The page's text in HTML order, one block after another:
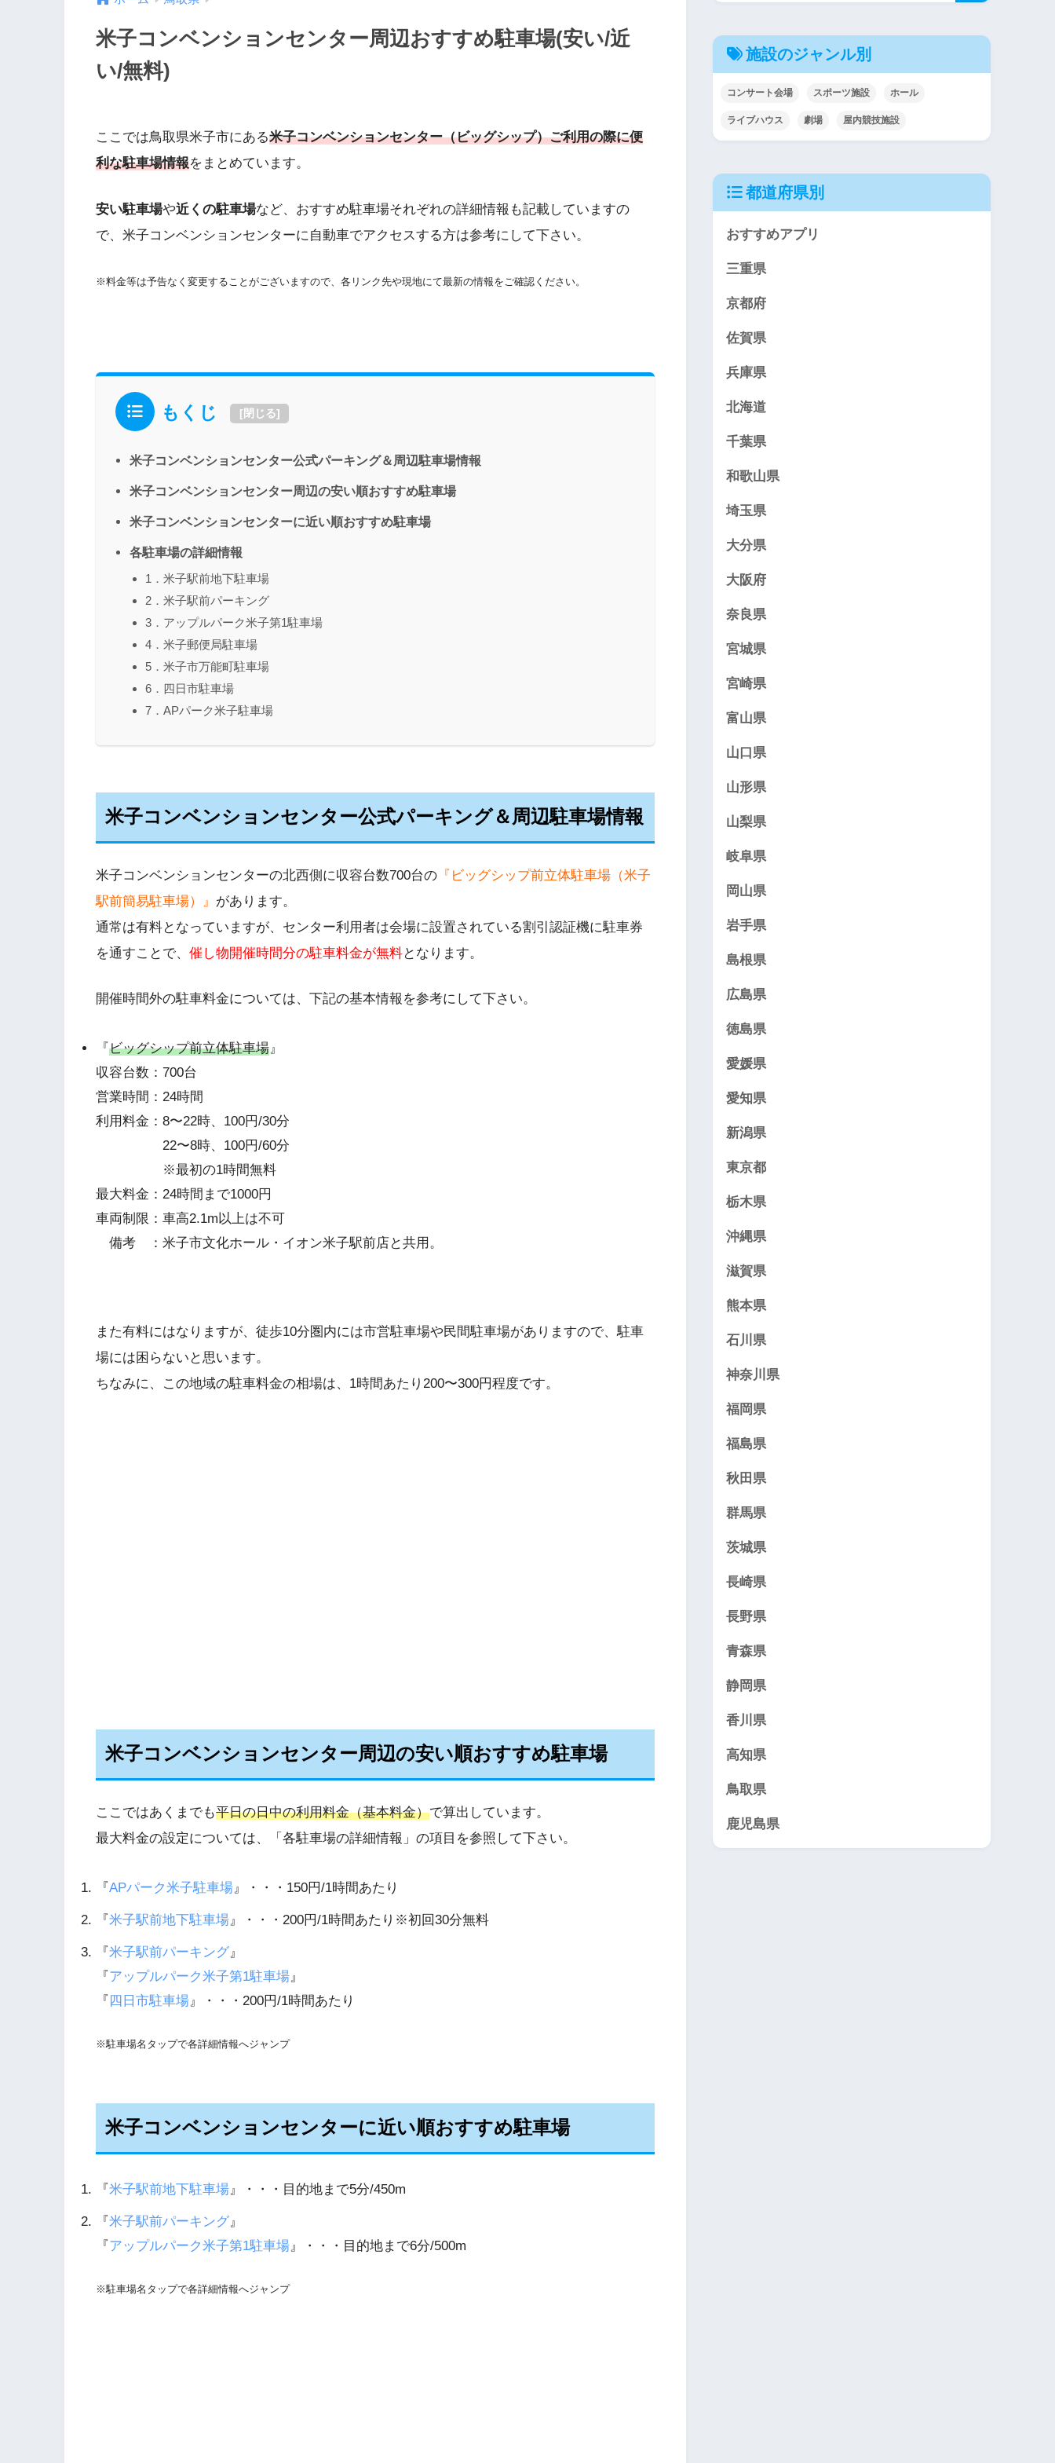
米子コンベンションセンター周辺おすすめ駐車場(安い/近
い/無料)
ここでは鳥取県米子市にある米子コンベンションセンター（ビッグシップ）ご利用の際に便
利な駐車場情報をまとめています。
安い駐車場や近くの駐車場など、おすすめ駐車場それぞれの詳細情報も記載していますの
で、米子コンベンションセンターに自動車でアクセスする方は参考にして下さい。
※料金等は予告なく変更することがございますので、各リンク先や現地にて最新の情報をご確認ください。
もくじ [閉じる]
米子コンベンションセンター公式パーキング＆周辺駐車場情報
米子コンベンションセンター周辺の安い順おすすめ駐車場
米子コンベンションセンターに近い順おすすめ駐車場
各駐車場の詳細情報
1．米子駅前地下駐車場
2．米子駅前パーキング
3．アップルパーク米子第1駐車場
4．米子郵便局駐車場
5．米子市万能町駐車場
6．四日市駐車場
7．APパーク米子駐車場
米子コンベンションセンター公式パーキング＆周辺駐車場情報
米子コンベンションセンターの北西側に収容台数700台の 『ビッグシップ前立体駐車場（米子
駅前簡易駐車場）』 があります。
通常は有料となっていますが、センター利用者は会場に設置されている割引認証機に駐車券
を通すことで、 催し物開催時間分の駐車料金が無料となります。
開催時間外の駐車料金については、下記の基本情報を参考にして下さい。
『ビッグシップ前立体駐車場』
収容台数：700台
営業時間：24時間
利用料金：8〜22時、100円/30分
22〜8時、100円/60分
※最初の1時間無料
最大料金：24時間まで1000円
車両制限：車高2.1m以上は不可
備考 ：米子市文化ホール・イオン米子駅前店と共用。
また有料にはなりますが、徒歩10分圏内には市営駐車場や民間駐車場がありますので、駐車
場には困らないと思います。
ちなみに、この地域の駐車料金の相場は、1時間あたり200〜300円程度です。
米子コンベンションセンター周辺の安い順おすすめ駐車場
ここではあくまでも平日の日中の利用料金（基本料金）で算出しています。
最大料金の設定については、「各駐車場の詳細情報」の項目を参照して下さい。
『APパーク米子駐車場 』・・・150円/1時間あたり
『米子駅前地下駐車場 』・・・200円/1時間あたり※初回30分無料
『米子駅前パーキング 』
『アップルパーク米子第1駐車場 』
『 四日市駐車場 』・・・200円/1時間あたり
※駐車場名タップで各詳細情報へジャンプ
米子コンベンションセンターに近い順おすすめ駐車場
『米子駅前地下駐車場 』・・・目的地まで5分/450m
『米子駅前パーキング 』
『アップルパーク米子第1駐車場 』・・・目的地まで6分/500m
※駐車場名タップで各詳細情報へジャンプ
施設のジャンル別
コンサート会場 スポーツ施設 ホール
ライブハウス 劇場 屋内競技施設
都道府県別
おすすめアプリ
三重県
京都府
佐賀県
兵庫県
北海道
千葉県
和歌山県
埼玉県
大分県
大阪府
奈良県
宮城県
宮崎県
富山県
山口県
山形県
山梨県
岐阜県
岡山県
岩手県
島根県
広島県
徳島県
愛媛県
愛知県
新潟県
東京都
栃木県
沖縄県
滋賀県
熊本県
石川県
神奈川県
福岡県
福島県
秋田県
群馬県
茨城県
長崎県
長野県
青森県
静岡県
香川県
高知県
鳥取県
鹿児島県